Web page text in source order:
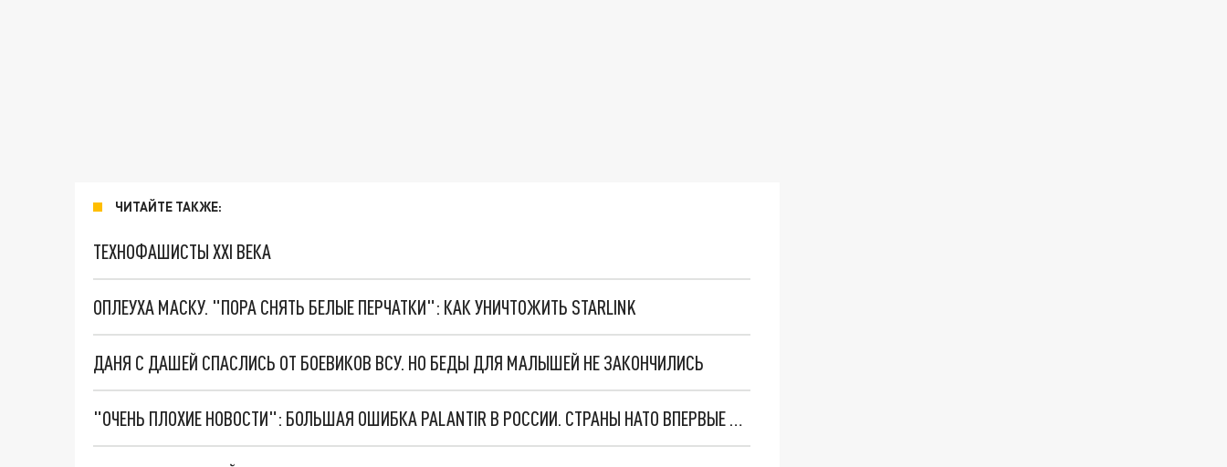
ЧИТАЙТЕ ТАКЖЕ:
ТЕХНОФАШИСТЫ XXI ВЕКА
ОПЛЕУХА МАСКУ. "ПОРА СНЯТЬ БЕЛЫЕ ПЕРЧАТКИ": КАК УНИЧТОЖИТЬ STARLINK
ДАНЯ С ДАШЕЙ СПАСЛИСЬ ОТ БОЕВИКОВ ВСУ. НО БЕДЫ ДЛЯ МАЛЫШЕЙ НЕ ЗАКОНЧИЛИСЬ
"ОЧЕНЬ ПЛОХИЕ НОВОСТИ": БОЛЬШАЯ ОШИБКА PALANTIR В РОССИИ. СТРАНЫ НАТО ВПЕРВЫЕ ЗА СВО ОСТАНОВИЛИ ПОСТАВКИ ОРУЖИЯ. ВСУ ТЕРЯЮТ ПРИГРАНИЧЬЕ?